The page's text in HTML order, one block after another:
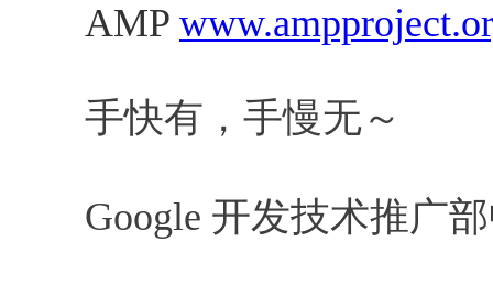
AMP
手快有，手慢无～
Google 开发技术推广